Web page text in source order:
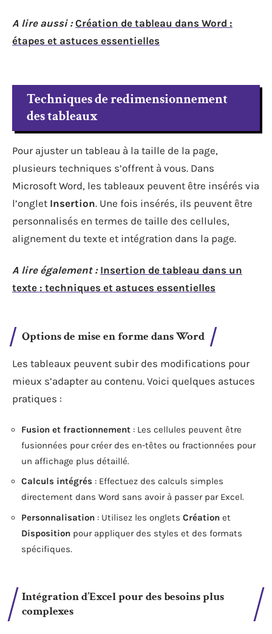
A lire aussi : Création de tableau dans Word :
étapes et astuces essentielles
Techniques de redimensionnement
des tableaux
Pour ajuster un tableau à la taille de la page,
plusieurs techniques s’offrent à vous. Dans
Microsoft Word, les tableaux peuvent être insérés via
l’onglet Insertion. Une fois insérés, ils peuvent être
personnalisés en termes de taille des cellules,
alignement du texte et intégration dans la page.
A lire également : Insertion de tableau dans un
texte : techniques et astuces essentielles
Options de mise en forme dans Word
Les tableaux peuvent subir des modifications pour
mieux s’adapter au contenu. Voici quelques astuces
pratiques :
Fusion et fractionnement : Les cellules peuvent être
fusionnées pour créer des en-têtes ou fractionnées pour
un affichage plus détaillé.
Calculs intégrés : Effectuez des calculs simples
directement dans Word sans avoir à passer par Excel.
Personnalisation : Utilisez les onglets Création et
Disposition pour appliquer des styles et des formats
spécifiques.
Intégration d’Excel pour des besoins plus
complexes